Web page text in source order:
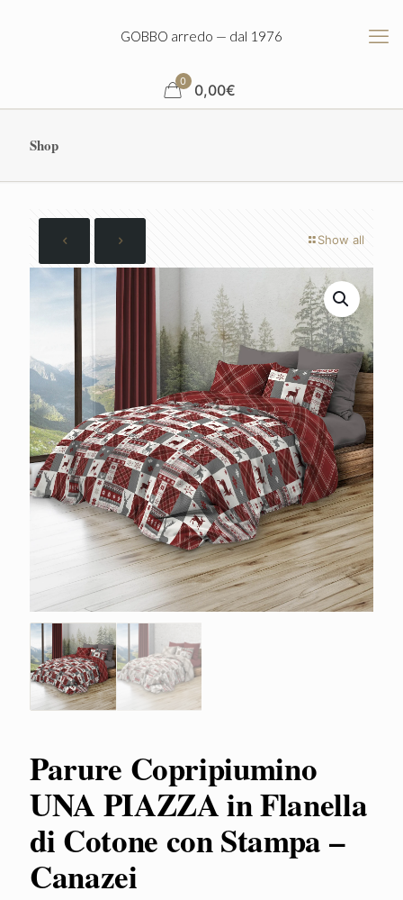
GOBBO arredo — dal 1976
0 0,00€
Shop
Show all
Parure Copripiumino
UNA PIAZZA in Flanella
di Cotone con Stampa –
Canazei